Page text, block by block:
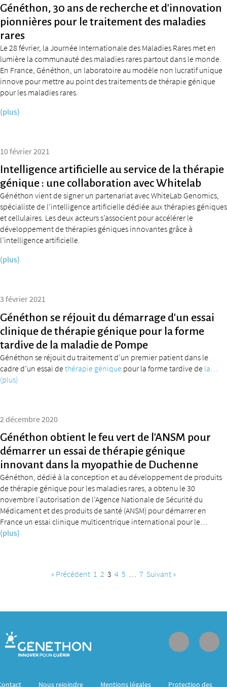
Généthon, 30 ans de recherche et d’innovation
pionnières pour le traitement des maladies
rares
Le 28 février, la Journée Internationale des Maladies Rares met en
lumière la communauté des maladies rares partout dans le monde.
En France, Généthon, un laboratoire au modèle non lucratif unique
innove pour mettre au point des traitements de thérapie génique
pour les maladies rares.
(plus)
10 février 2021
Intelligence artificielle au service de la thérapie
génique : une collaboration avec Whitelab
Généthon vient de signer un partenariat avec WhiteLab Genomics,
spécialiste de l’intelligence artificielle dédiée aux thérapies géniques
et cellulaires. Les deux acteurs s’associent pour accélérer le
développement de thérapies géniques innovantes grâce à
l’intelligence artificielle.
(plus)
3 février 2021
Généthon se réjouit du démarrage d’un essai
clinique de thérapie génique pour la forme
tardive de la maladie de Pompe
Généthon se réjouit du traitement d’un premier patient dans le
cadre d’un essai dethérapie génique pour la forme tardive de la…
(plus)
2 décembre 2020
Généthon obtient le feu vert de l’ANSM pour
démarrer un essai de thérapie génique
innovant dans la myopathie de Duchenne
Généthon, dédié à la conception et au développement de produits
de thérapie génique pour les maladies rares, a obtenu le 30
novembre l’autorisation de l’Agence Nationale de Sécurité du
Médicament et des produits de santé (ANSM) pour démarrer en
France un essai clinique multicentrique international pour le…
(plus)
« Précédent 1 2 3 4 5 7 Suivant »
Nous rejoindre Mentions légales Protection des